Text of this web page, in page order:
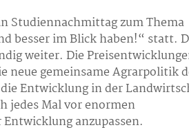
Studiennachmittag zum Thema
besser im Blick haben!“ statt.
weiter. Die
neue gemeinsame Agrarpolitik
Entwicklung in der
jedes Mal vor enormen
anzupassen.